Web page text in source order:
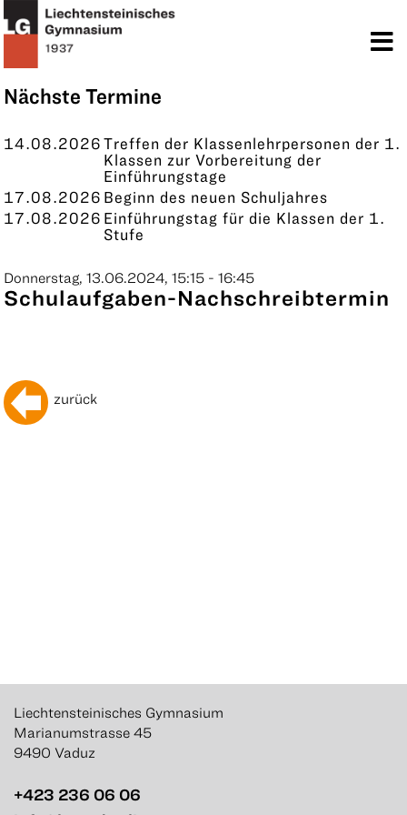
Nächste Termine
14.08.2026Treffen der Klassenlehrpersonen der 1.
Klassen zur Vorbereitung der
Einführungstage
17.08.2026 Beginn des neuen Schuljahres
17.08.2026 Einführungstag für die Klassen der 1.
Stufe
KONTAKT
Donnerstag, 13.06.2024, 15:15 - 16:45
Schulaufgaben-Nachschreibtermin
zurück
Liechtensteinisches Gymnasium
Marianumstrasse 45
9490 Vaduz
+423 236 06 06